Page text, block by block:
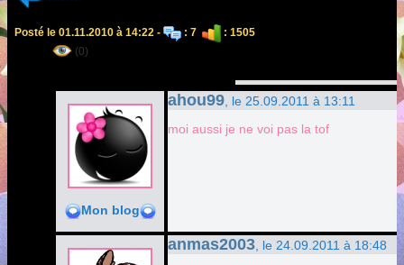
Posté le 01.11.2010 à 14:22 - : 7
: 1505
(0)
Mon blog
ahou99 , le 25.09.2011 à 13:11
moi aussi je ne voi pas la tof
anmas2003 , le 24.09.2011 à 18:48